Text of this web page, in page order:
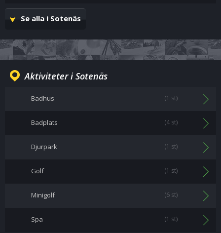
Se alla i Sotenäs
Aktiviteter i Sotenäs
Badhus (1 st)
Badplats (4 st)
Djurpark (1 st)
Golf (1 st)
Minigolf (6 st)
Spa (1 st)